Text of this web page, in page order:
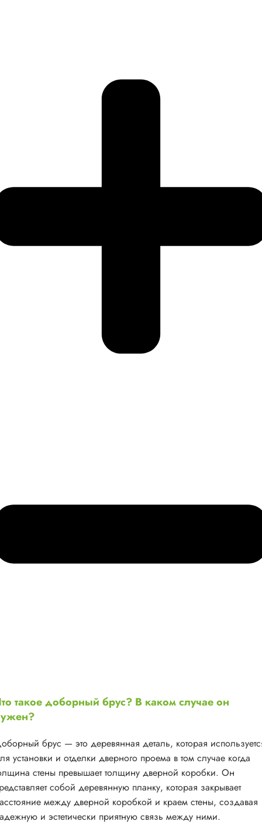
такое доборный брус? В каком случае он
брус — это деревянная деталь, которая
установки и отделки дверного проема в том случае когда
стены превышает толщину дверной коробки. Он
собой деревянную планку, которая закрывает
между дверной коробкой и краем стены, создавая
и эстетически приятную связь между ними.